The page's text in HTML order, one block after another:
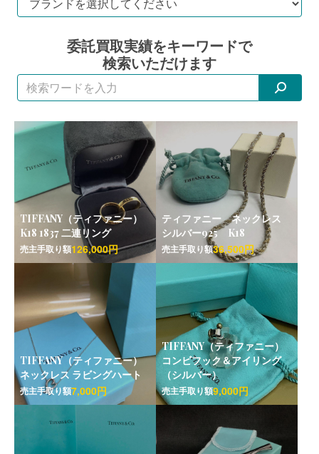
委託買取実績をキーワードで
検索いただけます
TIFFANY（ティファニー）
K18 1837 二連リング
売主手取り額126,000円
ティファニー ネックレス
シルバー925 K18
売主手取り額36,500円
TIFFANY（ティファニー）
ネックレス ラビングハート
売主手取り額7,000円
TIFFANY（ティファニー）
コンビフック＆アイリング
（シルバー）
売主手取り額9,000円